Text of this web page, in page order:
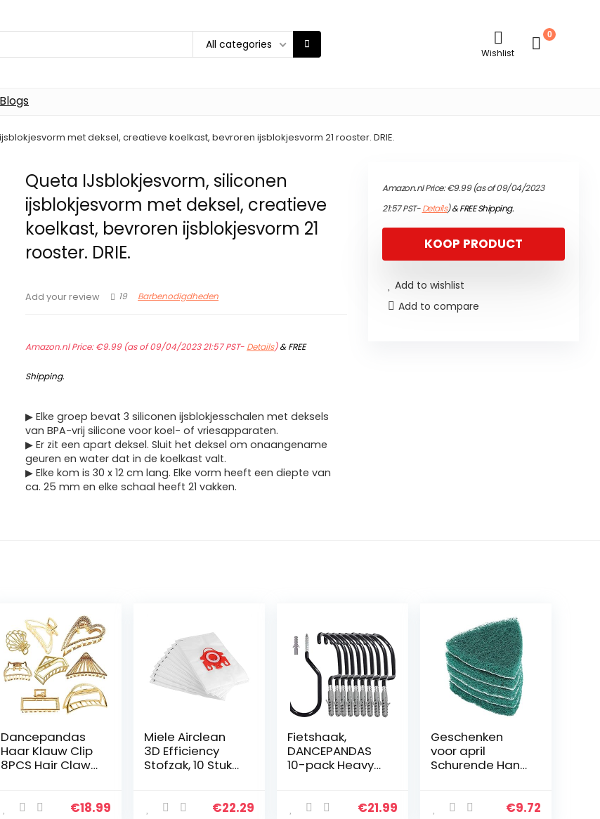
All categories
Wishlist
0
Blogs
met deksel, creatieve koelkast, bevroren ijsblokjesvorm 21 rooster. DRIE.
Queta IJsblokjesvorm, siliconen
ijsblokjesvorm met deksel, creatieve
koelkast, bevroren ijsblokjesvorm 21
rooster. DRIE.
Add your review 19 Barbenodigdheden
Amazon.nl Price:€9.99(as of 09/04/2023 21:57 PST- Details)&FREE
Shipping.
▶ Elke groep bevat 3 siliconen ijsblokjesschalen met deksels
van BPA-vrij silicone voor koel- of vriesapparaten.
▶ Er zit een apart deksel. Sluit het deksel om onaangename
geuren en water dat in de koelkast valt.
▶ Elke kom is 30 x 12 cm lang. Elke vorm heeft een diepte van
ca. 25 mm en elke schaal heeft 21 vakken.
Amazon.nl Price:€9.99(as of 09/04/2023
21:57 PST-Details)&FREE Shipping.
KOOP PRODUCT
Add to wishlist
Add to compare
Dancepandas
Haar Klauw Clip
8PCS Hair Claw
Opvangclip Hair
€18.99
Miele Airclean
3D Efficiency
Stofzak, 10 Stuks
Stoffilterzakken
€22.29
Fietshaak,
DANCEPANDAS
10-pack Heavy
ers Schuur
€21.99
Geschenken
voor april
Schurende Hand
Polijst Pad
€9.72